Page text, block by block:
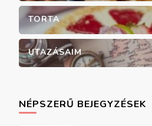
TORTA
UTAZÁSAIM
NÉPSZERŰ BEJEGYZÉSEK